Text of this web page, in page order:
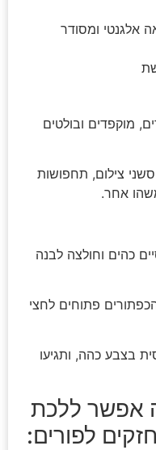
אלגנטי ומסודר
מוקפדים ובולטים
צילום, תחפושות
אחר.
כהים וחולצה לבנה
פתוחים לחצי
בצבע כהה, ותגיעו
אפשר ללכת
לפורים: